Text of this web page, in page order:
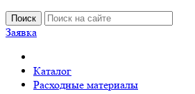
Поиск
Заявка
Каталог
Расходные материалы